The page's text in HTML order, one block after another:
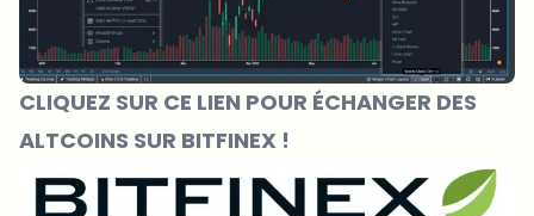
CLIQUEZ SUR CE LIEN POUR ÉCHANGER DES
ALTCOINS SUR BITFINEX !